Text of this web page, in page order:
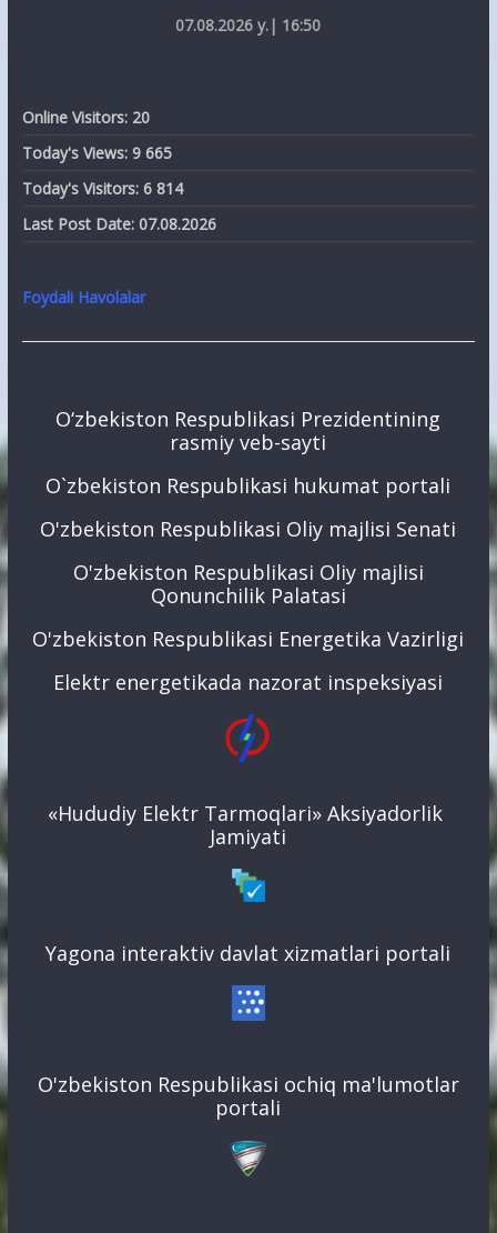
07.08.2026 y.| 16:50
Online Visitors: 20
Today's Views: 9 665
Today's Visitors: 6 814
Last Post Date: 07.08.2026
Foydali Havolalar
O‘zbekiston Respublikasi Prezidentining
rasmiy veb-sayti
O`zbekiston Respublikasi hukumat portali
O'zbekiston Respublikasi Oliy majlisi Senati
O'zbekiston Respublikasi Oliy majlisi
Qonunchilik Palatasi
O'zbekiston Respublikasi Energetika Vazirligi
Elektr energetikada nazorat inspeksiyasi
«Hududiy Elektr Tarmoqlari» Aksiyadorlik
Jamiyati
Yagona interaktiv davlat xizmatlari portali
O'zbekiston Respublikasi ochiq ma'lumotlar
portali